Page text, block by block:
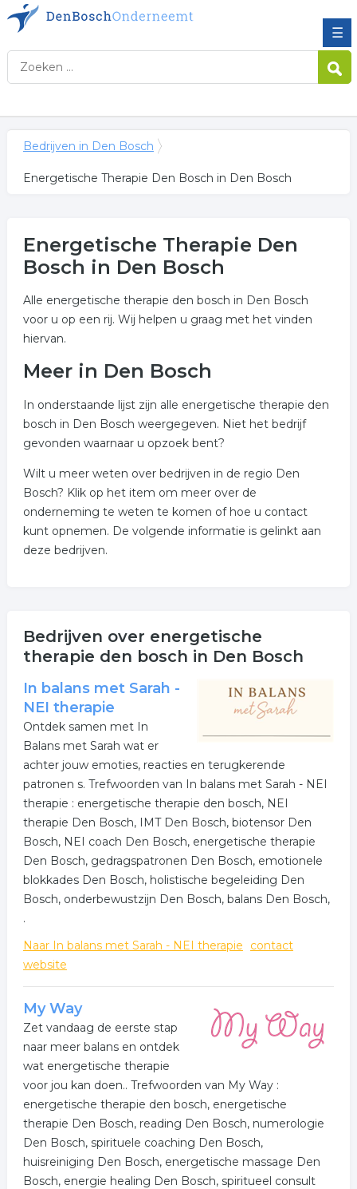
☰
Bedrijven in Den Bosch
Energetische Therapie Den Bosch in Den Bosch
Energetische Therapie Den
Bosch in Den Bosch
Alle energetische therapie den bosch in Den Bosch
voor u op een rij. Wij helpen u graag met het vinden
hiervan.
Meer in Den Bosch
In onderstaande lijst zijn alle energetische therapie den
bosch in Den Bosch weergegeven. Niet het bedrijf
gevonden waarnaar u opzoek bent?
Wilt u meer weten over bedrijven in de regio Den
Bosch? Klik op het item om meer over de
onderneming te weten te komen of hoe u contact
kunt opnemen. De volgende informatie is gelinkt aan
deze bedrijven.
Bedrijven over energetische
therapie den bosch in Den Bosch
In balans met Sarah -
NEI therapie
Ontdek samen met In
Balans met Sarah wat er
achter jouw emoties, reacties en terugkerende
patronen s. Trefwoorden van In balans met Sarah - NEI
therapie : energetische therapie den bosch, NEI
therapie Den Bosch, IMT Den Bosch, biotensor Den
Bosch, NEI coach Den Bosch, energetische therapie
Den Bosch, gedragspatronen Den Bosch, emotionele
blokkades Den Bosch, holistische begeleiding Den
Bosch, onderbewustzijn Den Bosch, balans Den Bosch,
.
Naar In balans met Sarah - NEI therapie
contact
website
My Way
Zet vandaag de eerste stap
naar meer balans en ontdek
wat energetische therapie
voor jou kan doen.. Trefwoorden van My Way :
energetische therapie den bosch, energetische
therapie Den Bosch, reading Den Bosch, numerologie
Den Bosch, spirituele coaching Den Bosch,
huisreiniging Den Bosch, energetische massage Den
Bosch, energie healing Den Bosch, spiritueel consult